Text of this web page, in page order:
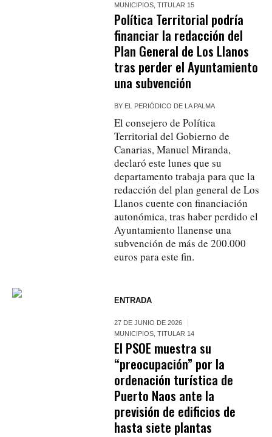
MUNICIPIOS ,TITULAR 15
Política Territorial podría
financiar la redacción del
Plan General de Los Llanos
tras perder el Ayuntamiento
una subvención
BY EL PERIÓDICO DE LA PALMA
El consejero de Política
Territorial del Gobierno de
Canarias, Manuel Miranda,
declaró este lunes que su
departamento trabaja para que la
redacción del plan general de Los
Llanos cuente con financiación
autonómica, tras haber perdido el
Ayuntamiento llanense una
subvención de más de 200.000
euros para este fin.
ENTRADA
27 DE JUNIO DE 2026
MUNICIPIOS ,TITULAR 14
El PSOE muestra su
“preocupación” por la
ordenación turística de
Puerto Naos ante la
previsión de edificios de
hasta siete plantas